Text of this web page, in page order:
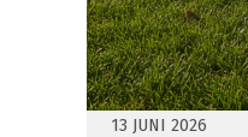
13 JUNI 2026